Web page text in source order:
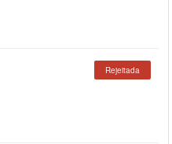
Rejeitada